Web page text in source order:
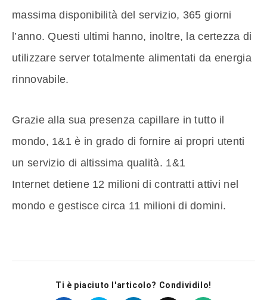
massima disponibilità del servizio, 365 giorni
l’anno. Questi ultimi hanno, inoltre, la certezza di
utilizzare server totalmente alimentati da energia
rinnovabile.
Grazie alla sua presenza capillare in tutto il
mondo, 1&1 è in grado di fornire ai propri utenti
un servizio di altissima qualità. 1&1
Internet detiene 12 milioni di contratti attivi nel
mondo e gestisce circa 11 milioni di domini.
Ti è piaciuto l'articolo? Condividilo!